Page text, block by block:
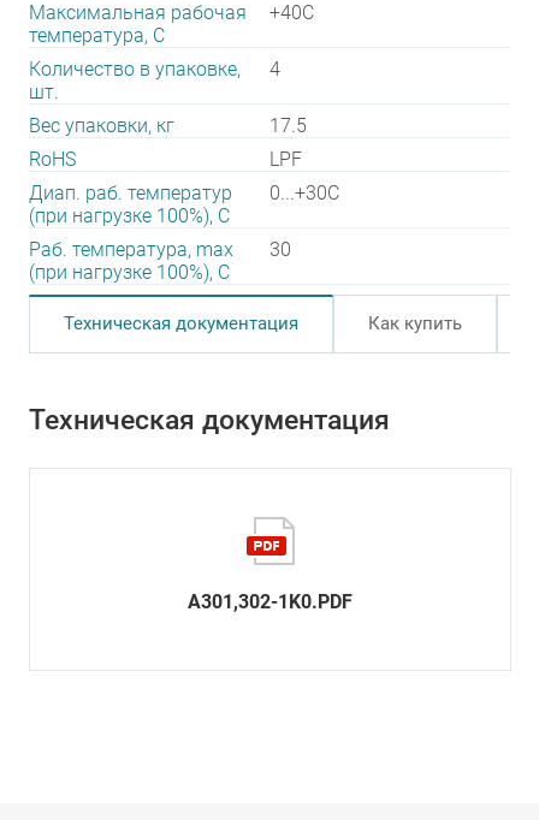
Максимальная рабочая
температура, C
+40C
Количество в упаковке,
шт.
4
Вес упаковки, кг
17.5
RoHS
LPF
Диап. раб. температур
(при нагрузке 100%), C
0...+30C
Раб. температура, max
(при нагрузке 100%), C
30
Техническая документация Как купить
Техническая документация
A301,302-1K0.PDF